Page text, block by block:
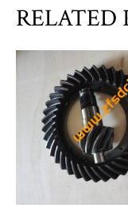
RELATED